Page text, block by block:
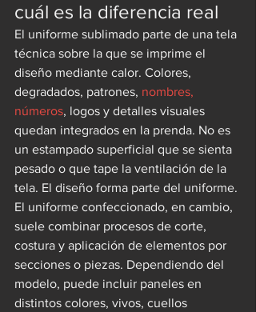
cuál es la diferencia real
El uniforme sublimado parte de una tela
técnica sobre la que se imprime el
diseño mediante calor. Colores,
degradados, patrones, nombres,
números, logos y detalles visuales
quedan integrados en la prenda. No es
un estampado superficial que se sienta
pesado o que tape la ventilación de la
tela. El diseño forma parte del uniforme.
El uniforme confeccionado, en cambio,
suele combinar procesos de corte,
costura y aplicación de elementos por
secciones o piezas. Dependiendo del
modelo, puede incluir paneles en
distintos colores, vivos, cuellos